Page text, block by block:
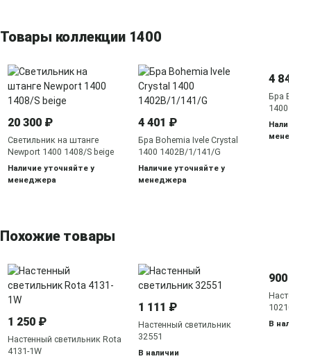
Товары коллекции 1400
20 300 ₽
Светильник на штанге
Newport 1400 1408/S beige
Наличие уточняйте у
менеджера
4 401 ₽
Бра Bohemia Ivele Crystal
1400 1402B/1/141/G
Наличие уточняйте у
менеджера
4 843 ₽
Бра
1400
Наличие
Похожие товары
1 250 ₽
Настенный светильник Rota
4131-1W
1 111 ₽
Настенный светильник
32551
В наличии
900 ₽
10210/
В наличии